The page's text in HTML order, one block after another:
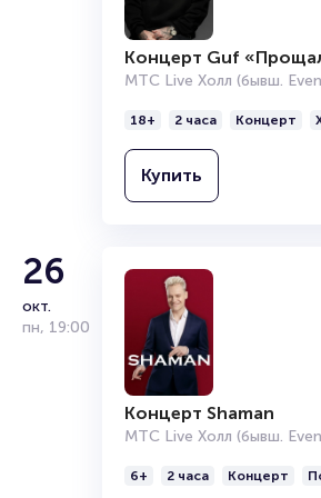
Концерт Guf
МТС Live Холл (бывш.
18+ 2 часа Концерт
Купить
26
окт.
пн, 19:00
Концерт Shaman
МТС Live Холл (бывш.
6+ 2 часа Концерт